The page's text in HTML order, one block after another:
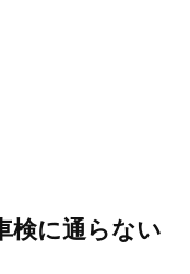
検に通らない